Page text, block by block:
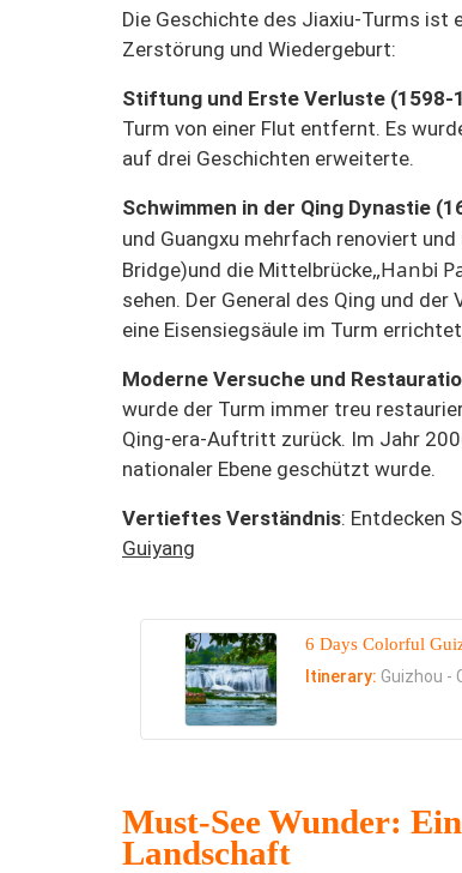
Die Geschichte des Jiaxiu-Turms ist
Zerstörung und Wiedergeburt:
Stiftung und Erste Verluste (1598-
Turm von einer Flut entfernt. Es
auf drei Geschichten erweiterte.
Schwimmen in der Qing Dynastie
und Guangxu mehrfach renoviert
Bridge)und die Mittelbrücke„Hanbi
sehen. Der General des Qing und
eine Eisensiegsäule im Turm
Moderne Versuche und
wurde der Turm immer treu
Qing-era-Auftritt zurück. Im Jahr
nationaler Ebene geschützt wurde.
Vertieftes Verständnis: Entdecken
Guiyang
6 Days Colorful
Itinerary: Guizhou -
Must-See Wunder:
Landschaft